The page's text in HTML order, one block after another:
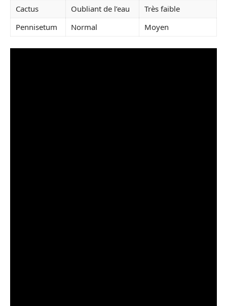
Cactus
Oubliant de l’eau
Très faible
Pennisetum
Normal Moyen